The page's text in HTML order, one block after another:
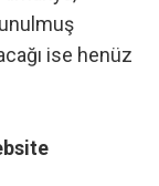
ise henüz